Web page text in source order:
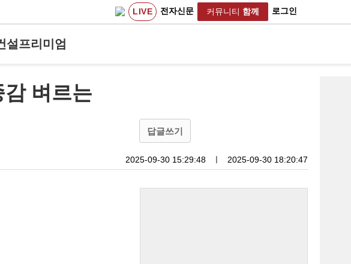
LIVE 전자신문 커뮤니티 함께 로그인
설프리미엄
벼르는
답글쓰기
2025-09-30 15:29:48 ㅣ 2025-09-30 18:20:47